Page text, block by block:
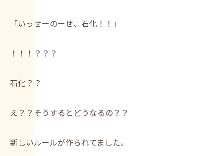
「いっせーのーせ、石化！！」
！！！？？？
石化？？
え？？そうするとどうなるの？？
新しいルールが作られてました。